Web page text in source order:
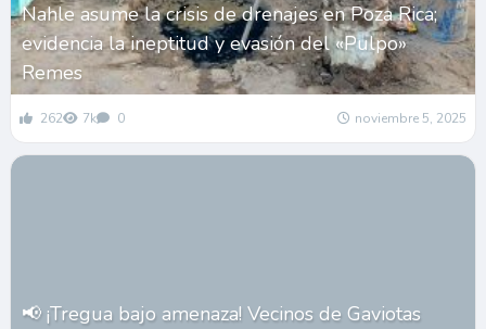
Nahle asume la crisis de drenajes en Poza Rica;
evidencia la ineptitud y evasión del «Pulpo»
Remes
262 7k 0 noviembre 5, 2025
📢 ¡Tregua bajo amenaza! Vecinos de Gaviotas